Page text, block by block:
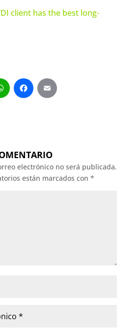
client has the best long-
WhatsApp
Facebook
electrónico no será publicada.
están marcados con *